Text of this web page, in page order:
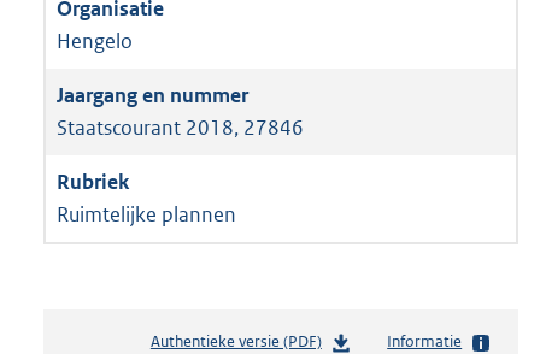
Hengelo
Staatscourant 2018, 27846
Ruimtelijke plannen
Authentieke versie (PDF)b
Informatie